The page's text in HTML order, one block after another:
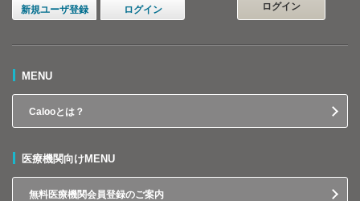
新規ユーザ登録 ログイン
ログイン
MENU
Calooとは？
医療機関向けMENU
無料医療機関会員登録のご案内